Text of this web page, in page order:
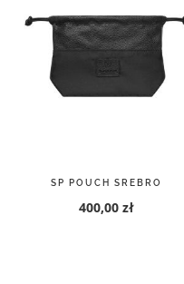
SP POUCH SREBRO
400,00 zł